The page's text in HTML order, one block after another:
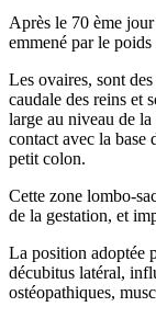
Après le 70 ème
emmené par le
Les ovaires, sont
caudale des reins et
large au niveau de
contact avec la base
petit colon.
Cette zone lombo-
de la gestation, et
La position adoptée
décubitus latéral,
ostéopathiques,